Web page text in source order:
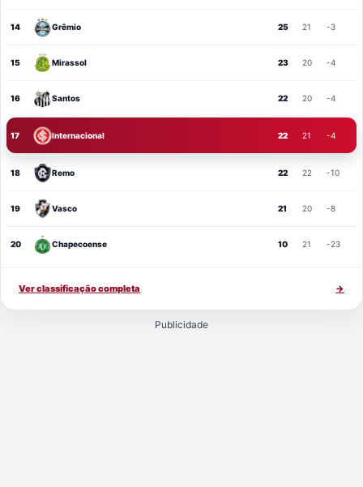
14 Grêmio 25 21 -3
15 Mirassol 23 20 -4
16 Santos 22 20 -4
17 Internacional 22 21 -4
18 Remo 22 22 -10
19 Vasco 21 20 -8
20 Chapecoense 10 21 -23
Ver classificação completa →
Publicidade